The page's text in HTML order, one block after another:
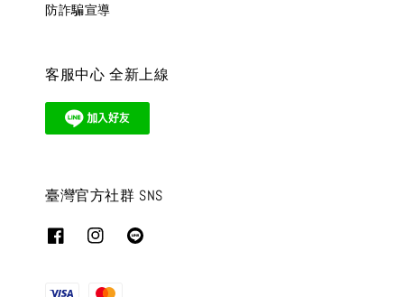
防詐騙宣導
客服中心 全新上線
臺灣官方社群 SNS